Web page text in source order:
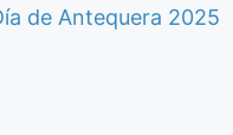
de Antequera 2025